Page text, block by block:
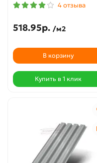
4 отзыва
518.95р. /м2
В корзину
Купить в 1 клик